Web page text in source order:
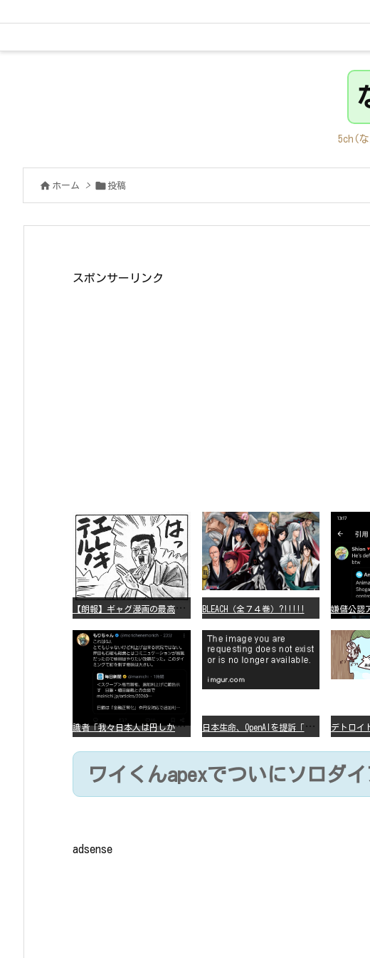
5ch(な
 ホーム >  投稿
スポンサーリンク
【
朗報】ギャグ漫画の最高傑作、「パタリロ」に決まる BLEACH（全７４巻）?!!!!!
識
者「我々日本人は円しか使っていないので円安になろうが問題ない」 日
本生命、OpenAIを提訴「ChatGPTが非弁行為」
ワイくんapexでついにソロダイ
adsense